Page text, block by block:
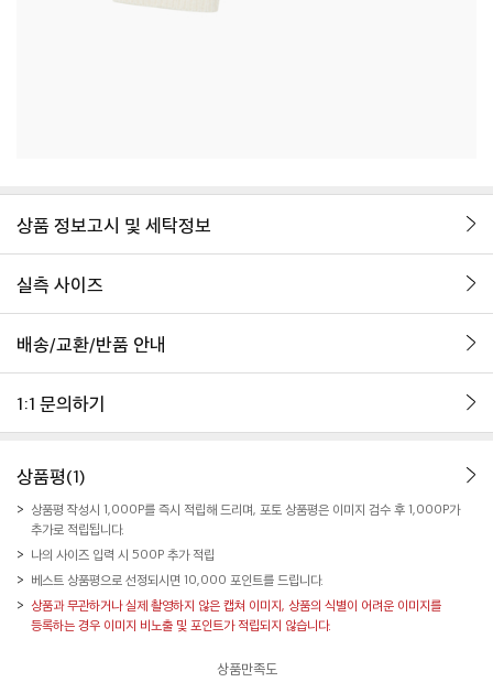
상품 정보고시 및 세탁정보
실측 사이즈
배송/교환/반품 안내
1:1 문의하기
상품평(1)
상품평 작성시 1,000P를 즉시 적립해 드리며, 포토 상품평은 이미지 검수 후 1,000P가
추가로 적립됩니다.
나의 사이즈 입력 시 500P 추가 적립
베스트 상품평으로 선정되시면 10,000 포인트를 드립니다.
상품과 무관하거나 실제 촬영하지 않은 캡쳐 이미지, 상품의 식별이 어려운 이미지를
등록하는 경우 이미지 비노출 및 포인트가 적립되지 않습니다.
상품만족도